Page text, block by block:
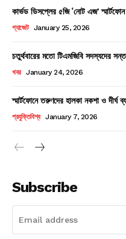
Company
About
কার্ভড ডিসপ্লের ৫জি ‘নোট এজ’
গ্যাজেট January 25, 2026
চতুর্থবারের মতো টিএমজিবি সদস্যদের
খবর January 24, 2026
স্মার্টফোনে তরুণদের হালকা নকশা ও দীর্ঘ
প্রযুক্তিবিশ্ব January 7, 2026
Subscribe